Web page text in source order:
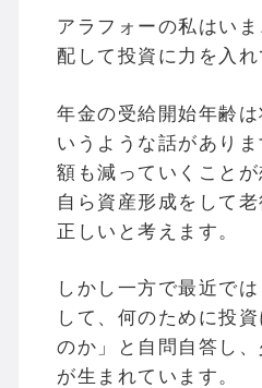
アラフォーの私はい
配して投資に力を入れ
年金の受給開始年齢
いうような話があり
額も減っていくことが
自ら資産形成をして
正しいと考えます。
しかし一方で最近で
して、何のために投
のか」と自問自答し
が生まれています。